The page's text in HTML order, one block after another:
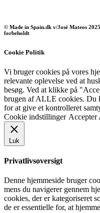
© Made in Spain.dk v/José Mateos
forbeholdt
Cookie Politik
Vi bruger cookies på vores
relevante oplevelse ved at
besøg. Ved at klikke på
brugen af ​​ALLE cookies. Du
for at give et kontrolleret
Cookie indstillinger Accepter
Luk
Privatlivsoversigt
Denne hjemmeside bruger
mens du navigerer gennem
cookies, der er kategoriseret
de er essentielle for, at